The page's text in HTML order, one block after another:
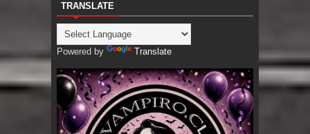
TRANSLATE
Powered by Translate